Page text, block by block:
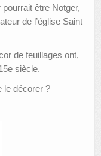
pourrait être Notger,
de l’église Saint
de feuillages ont,
siècle.
le décorer ?